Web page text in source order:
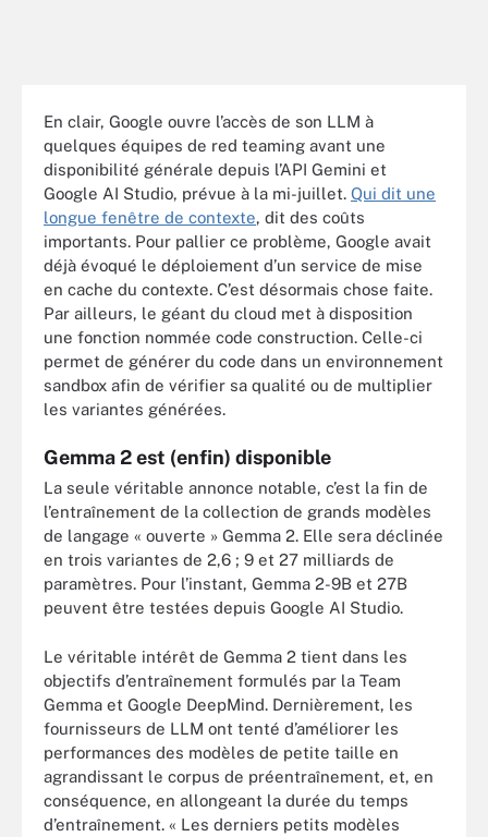
En clair, Google ouvre l’accès de son LLM à
quelques équipes de red teaming avant une
disponibilité générale depuis l’API Gemini et
Google AI Studio, prévue à la mi-juillet. Qui dit une
longue fenêtre de contexte, dit des coûts
importants. Pour pallier ce problème, Google avait
déjà évoqué le déploiement d’un service de mise
en cache du contexte. C’est désormais chose faite.
Par ailleurs, le géant du cloud met à disposition
une fonction nommée code construction. Celle-ci
permet de générer du code dans un environnement
sandbox afin de vérifier sa qualité ou de multiplier
les variantes générées.
Gemma 2 est (enfin) disponible
La seule véritable annonce notable, c’est la fin de
l’entraînement de la collection de grands modèles
de langage « ouverte » Gemma 2. Elle sera déclinée
en trois variantes de 2,6 ; 9 et 27 milliards de
paramètres. Pour l’instant, Gemma 2-9B et 27B
peuvent être testées depuis Google AI Studio.
Le véritable intérêt de Gemma 2 tient dans les
objectifs d’entraînement formulés par la Team
Gemma et Google DeepMind. Dernièrement, les
fournisseurs de LLM ont tenté d’améliorer les
performances des modèles de petite taille en
agrandissant le corpus de préentraînement, et, en
conséquence, en allongeant la durée du temps
d’entraînement. « Les derniers petits modèles